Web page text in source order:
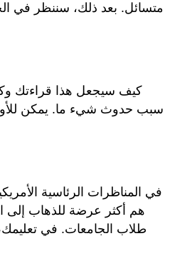
في
إلى
القيام
سيركز
عليه
الفصل؟
متسائل. بعد ذلك، سننظر في
كيف سيجعل هذا قراءتك
سبب حدوث شيء ما. يمكن
هم أكثر عرضة للذهاب إلى
طلاب الجامعات. في